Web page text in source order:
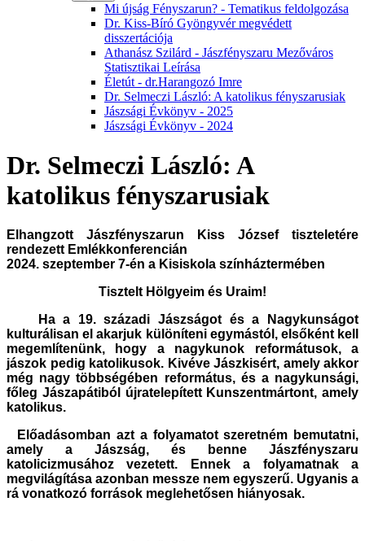
Mi újság Fényszarun? - Tematikus feldolgozása
Dr. Kiss-Bíró Gyöngyvér megvédett
disszertációja
Athanász Szilárd - Jászfényszaru Mezőváros
Statisztikai Leírása
Életút - dr.Harangozó Imre
Dr. Selmeczi László: A katolikus fényszarusiak
Jászsági Évkönyv - 2025
Jászsági Évkönyv - 2024
Dr. Selmeczi László: A
katolikus fényszarusiak
Elhangzott Jászfényszarun Kiss József tiszteletére
rendezett Emlékkonferencián
2024. szeptember 7-én a Kisiskola színháztermében
Tisztelt Hölgyeim és Uraim!
Ha a 19. századi Jászságot és a Nagykunságot
kulturálisan el akarjuk különíteni egymástól, elsőként kell
megemlítenünk, hogy a nagykunok reformátusok, a
jászok pedig katolikusok. Kivéve Jászkisért, amely akkor
még nagy többségében református, és a nagykunsági,
főleg Jászapátiból újratelepített Kunszentmártont, amely
katolikus.
Előadásomban azt a folyamatot szeretném bemutatni,
amely a Jászság, és benne Jászfényszaru
katolicizmusához vezetett. Ennek a folyamatnak a
megvilágítása azonban messze nem egyszerű. Ugyanis a
rá vonatkozó források meglehetősen hiányosak.